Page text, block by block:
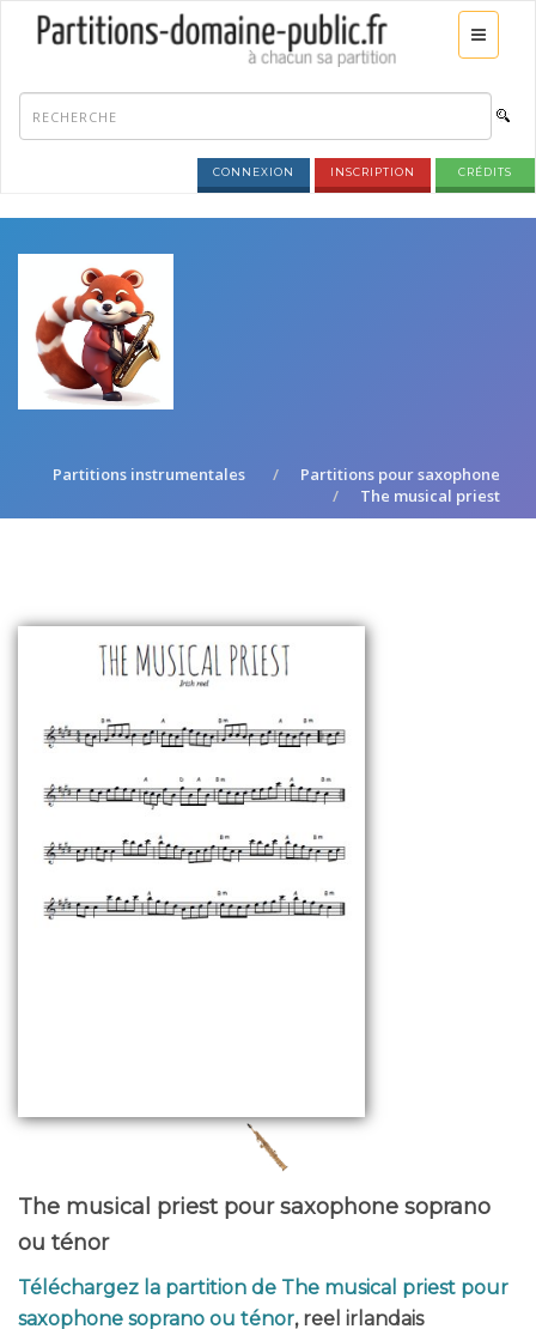
CONNEXION INSCRIPTION CRÉDITS
Partitions instrumentales
Partitions pour saxophone
The musical priest
The musical priest pour saxophone soprano
ou ténor
Téléchargez la partition de The musical priest pour
saxophone soprano ou ténor, reel irlandais